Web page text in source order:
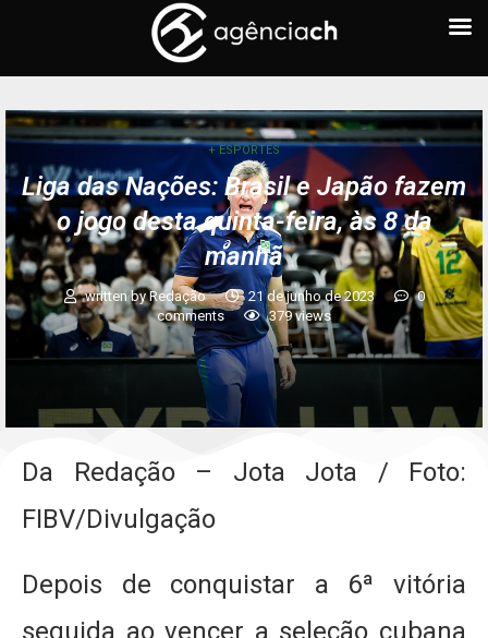
+ ESPORTES
Liga das Nações: Brasil e Japão fazem
o jogo desta quinta-feira, às 8 da
manhã
written byRedação 21 de junho de 2023
0
comments
379views
Da Redação – Jota Jota / Foto:
FIBV/Divulgação
Depois de conquistar a 6ª vitória
seguida ao vencer a seleção cubana